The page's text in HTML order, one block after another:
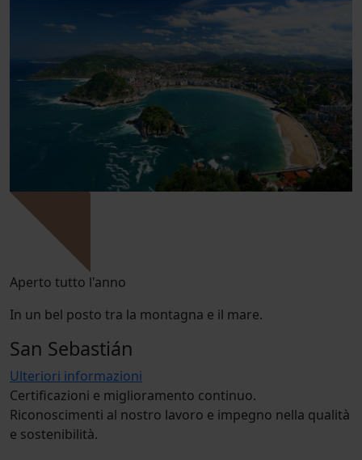
Aperto tutto l'anno
In un bel posto tra la montagna e il mare.
San Sebastián
Ulteriori informazioni
Certificazioni e miglioramento continuo.
Riconoscimenti al nostro lavoro e impegno nella qualità
e sostenibilità.